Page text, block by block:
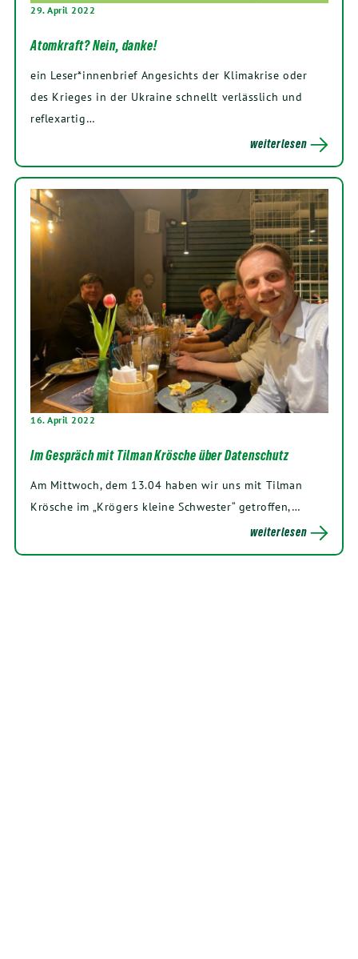
29. April 2022
Atomkraft? Nein, danke!
ein Leser*innenbrief Angesichts der Klimakrise oder
des Krieges in der Ukraine schnellt verlässlich und
reflexartig…
weiterlesen
16. April 2022
Im Gespräch mit Tilman Krösche über Datenschutz
Am Mittwoch, dem 13.04 haben wir uns mit Tilman
Krösche im „Krögers kleine Schwester“ getroffen,…
weiterlesen